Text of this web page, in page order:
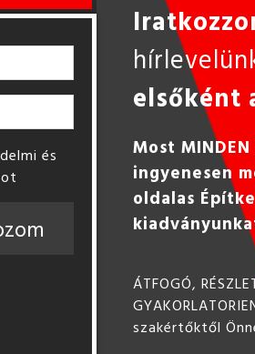
és
elsőként
Most
ingyenesen
oldalas
ÁTFOGÓ,
szakértőktől